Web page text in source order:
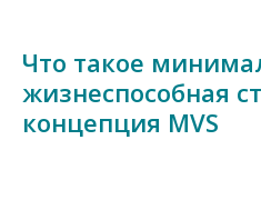
Что такое
жизнеспособная
концепция MVS